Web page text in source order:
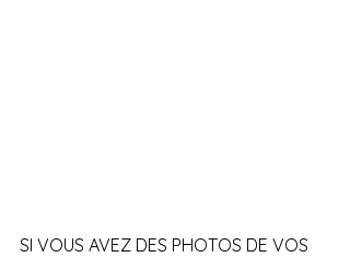
SI VOUS AVEZ DES PHOTOS DE VOS